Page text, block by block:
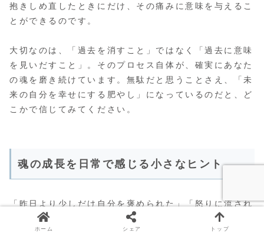
抱きしめ直したときにだけ、その痛みに意味を与えるこ
とができるのです。
大切なのは、「過去を消すこと」ではなく「過去に意味
を見いだすこと」。そのプロセス自体が、確実にあなた
の魂を磨き続けています。無駄だと思うことさえ、「未
来の自分を幸せにする肥やし」になっているのだと、ど
こかで信じてみてください。
魂の成長を日常で感じる小さなヒント
「昨日より少しだけ自分を褒められた」「怒りに流され
ず、深呼吸できた」「誰かの言葉に、素直に『ありがと
う』と言えた」。こんなシンプルな変化こそ、成長のサ
ホーム シェア トップ